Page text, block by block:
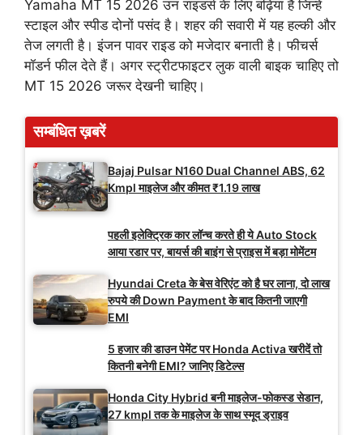
Yamaha MT 15 2026 उन राइडर्स के लिए बढ़िया है जिन्हें
स्टाइल और स्पीड दोनों पसंद है। शहर की सवारी में यह हल्की और
तेज लगती है। इंजन पावर राइड को मजेदार बनाती है। फीचर्स
मॉडर्न फील देते हैं। अगर स्ट्रीटफाइटर लुक वाली बाइक चाहिए तो
MT 15 2026 जरूर देखनी चाहिए।
सम्बंधित ख़बरें
Bajaj Pulsar N160 Dual Channel ABS, 62
Kmpl माइलेज और कीमत ₹1.19 लाख
पहली इलेक्ट्रिक कार लॉन्च करते ही ये Auto Stock
आया रडार पर, बायर्स की बाइंग से प्राइस में बड़ा मोमेंटम
Hyundai Creta के बेस वेरिएंट को है घर लाना, दो लाख
रुपये की Down Payment के बाद कितनी जाएगी
EMI
5 हजार की डाउन पेमेंट पर Honda Activa खरीदें तो
कितनी बनेगी EMI? जानिए डिटेल्स
Honda City Hybrid बनी माइलेज-फोकस्ड सेडान,
27 kmpl तक के माइलेज के साथ स्मूद ड्राइव